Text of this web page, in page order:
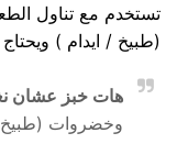
تستخدم مع تناول
(طبيخ / ايدام ) ويحتاج
هات خبز عشان
وخضروات (طبيخ